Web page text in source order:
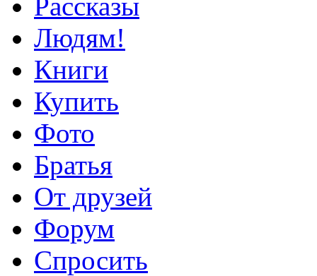
Людям!
Книги
Купить
Фото
Братья
От друзей
Форум
Спросить